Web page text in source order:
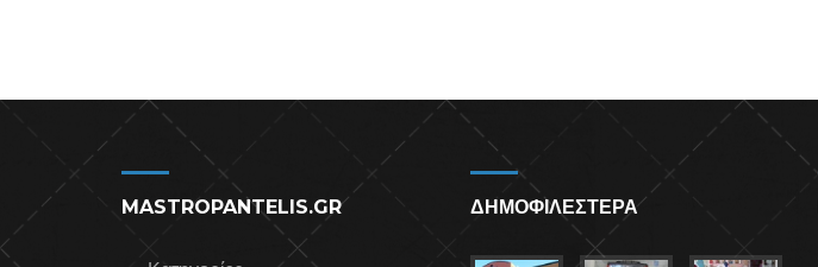
MASTROPANTELIS.GR ΔΗΜΟΦΙΛΕΣΤΕΡΑ